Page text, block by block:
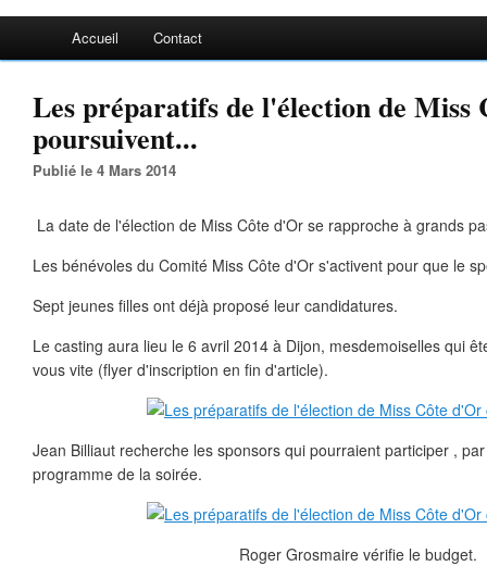
Accueil Contact
Les préparatifs de l'élection de Miss
poursuivent...
Publié le 4 Mars 2014
La date de l'élection de Miss Côte d'Or se rapproche à grands
Les bénévoles du Comité Miss Côte d'Or s'activent pour que le
Sept jeunes filles ont déjà proposé leur candidatures.
Le casting aura lieu le 6 avril 2014 à Dijon, mesdemoiselles qui
vous vite (flyer d'inscription en fin d'article).
Jean Billiaut recherche les sponsors qui pourraient participer ,
programme de la soirée.
Roger Grosmaire vérifie le budget.